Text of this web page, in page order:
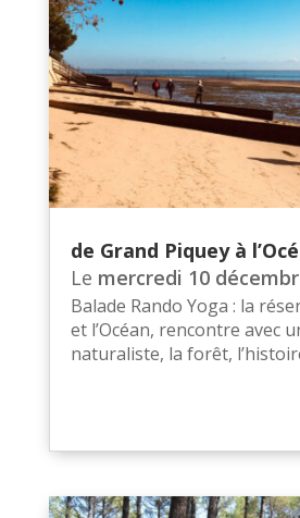
de Grand Piquey à
Le mercredi 10
Balade Rando Yoga : la
et l’Océan, rencontre avec
naturaliste, la forêt,